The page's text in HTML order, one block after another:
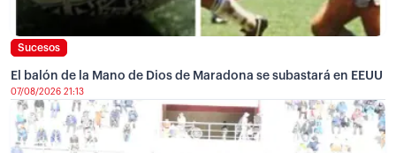
Sucesos
El balón de la Mano de Dios de Maradona se subastará en EEUU
07/08/2026 21:13